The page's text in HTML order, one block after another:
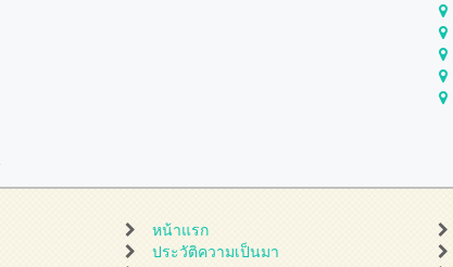
หน้าแรก
ประวัติความเป็นมา